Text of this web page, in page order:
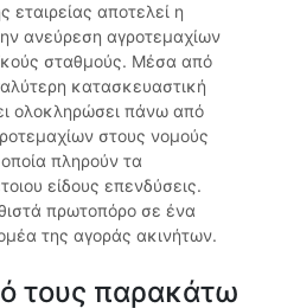
αποτελεί η
ανεύρεση αγροτεμαχίων
σταθμούς. Μέσα από
κατασκευαστική
ολοκληρώσει πάνω από
στους νομούς
πληρούν τα
είδους επενδύσεις.
πρωτοπόρο σε ένα
της αγοράς ακινήτων.
τους παρακάτω